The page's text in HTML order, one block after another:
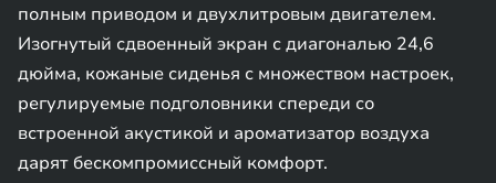
полным приводом и двухлитровым двигателем.
Изогнутый сдвоенный экран с диагональю 24,6
дюйма, кожаные сиденья с множеством настроек,
регулируемые подголовники спереди со
встроенной акустикой и ароматизатор воздуха
дарят бескомпромиссный комфорт.